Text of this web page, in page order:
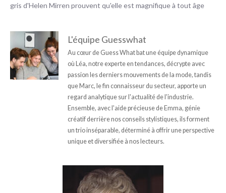
gris d'Helen Mirren prouvent qu'elle est magnifique à tout âge
L'équipe Guesswhat
Au cœur de Guess What bat une équipe dynamique
où Léa, notre experte en tendances, décrypte avec
passion les derniers mouvements de la mode, tandis
que Marc, le fin connaisseur du secteur, apporte un
regard analytique sur l'actualité de l'industrie.
Ensemble, avec l'aide précieuse de Emma, génie
créatif derrière nos conseils stylistiques, ils forment
un trio inséparable, déterminé à offrir une perspective
unique et diversifiée à nos lecteurs.